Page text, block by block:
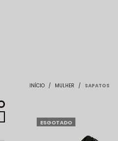
INÍCIO / MULHER / SAPATOS
ESGOTADO